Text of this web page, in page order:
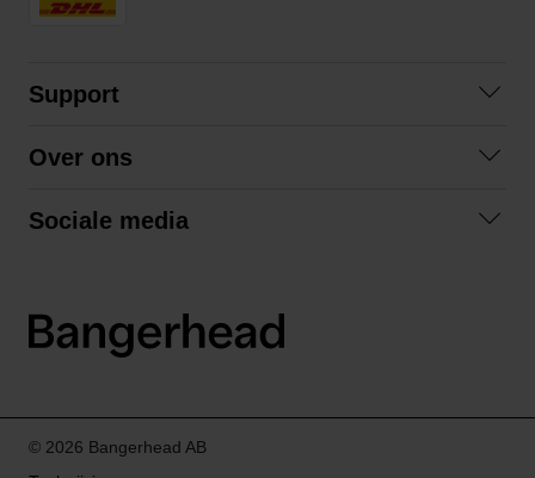
Support
Algemene voorwaarden
Over ons
Sociale media
LinkedIn
© 2026 Bangerhead AB